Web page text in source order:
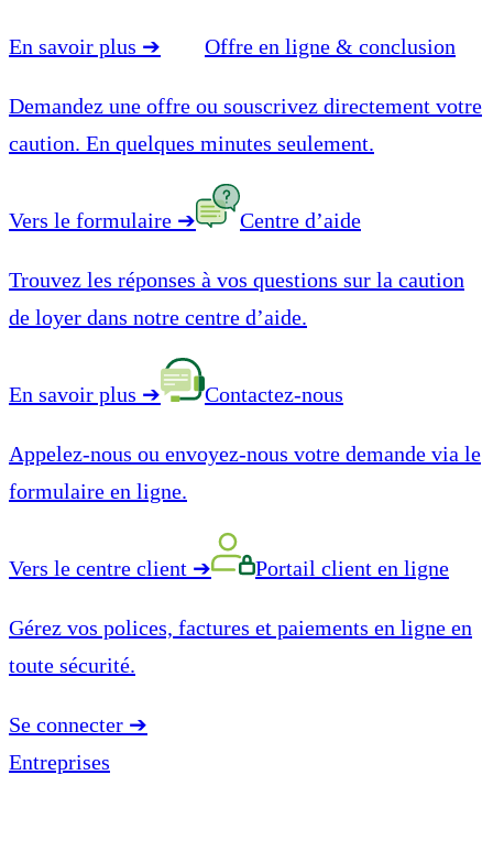
En savoir plus ➔ Offre en ligne & conclusion
Demandez une offre ou souscrivez directement votre
caution. En quelques minutes seulement.
Vers le formulaire ➔ Centre d’aide
Trouvez les réponses à vos questions sur la caution
de loyer dans notre centre d’aide.
En savoir plus ➔ Contactez-nous
Appelez-nous ou envoyez-nous votre demande via le
formulaire en ligne.
Vers le centre client ➔ Portail client en ligne
Gérez vos polices, factures et paiements en ligne en
toute sécurité.
Se connecter ➔
Entreprises